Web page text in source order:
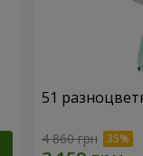
51
4 860 грн